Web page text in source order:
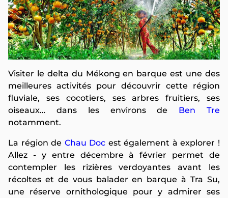
Visiter le delta du Mékong en barque est une des
meilleures activités pour découvrir cette région
fluviale, ses cocotiers, ses arbres fruitiers, ses
oiseaux… dans les environs de Ben Tre
notamment.
La région de Chau Doc est également à explorer !
Allez - y entre décembre à février permet de
contempler les rizières verdoyantes avant les
récoltes et de vous balader en barque à Tra Su,
une réserve ornithologique pour y admirer ses